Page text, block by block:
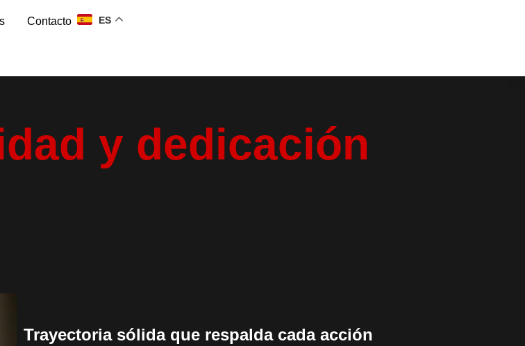
Contacto ES
y dedicación
Trayectoria sólida que respalda cada acción